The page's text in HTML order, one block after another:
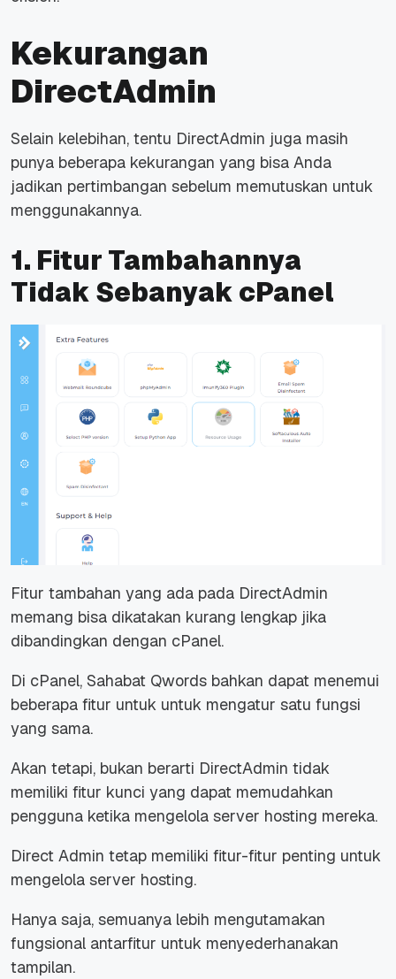
Kekurangan
DirectAdmin
Selain kelebihan, tentu DirectAdmin juga masih
punya beberapa kekurangan yang bisa Anda
jadikan pertimbangan sebelum memutuskan untuk
menggunakannya.
1. Fitur Tambahannya
Tidak Sebanyak cPanel
Fitur tambahan yang ada pada DirectAdmin
memang bisa dikatakan kurang lengkap jika
dibandingkan dengan cPanel.
Di cPanel, Sahabat Qwords bahkan dapat menemui
beberapa fitur untuk untuk mengatur satu fungsi
yang sama.
Akan tetapi, bukan berarti DirectAdmin tidak
memiliki fitur kunci yang dapat memudahkan
pengguna ketika mengelola server hosting mereka.
Direct Admin tetap memiliki fitur-fitur penting untuk
mengelola server hosting.
Hanya saja, semuanya lebih mengutamakan
fungsional antarfitur untuk menyederhanakan
tampilan.